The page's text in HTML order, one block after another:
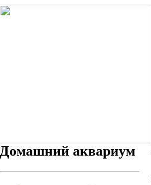
Домашний аквариум